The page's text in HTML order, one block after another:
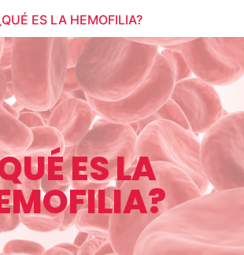
ES LA HEMOFILIA?
ES LA